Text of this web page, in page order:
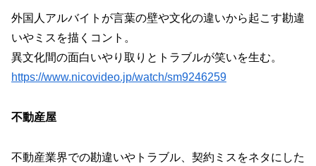
外国人アルバイトが言葉の壁や文化の違いから起こす勘違
いやミスを描くコント。
異文化間の面白いやり取りとトラブルが笑いを生む。
https://www.nicovideo.jp/watch/sm9246259
不動産屋
不動産業界での勘違いやトラブル、契約ミスをネタにした